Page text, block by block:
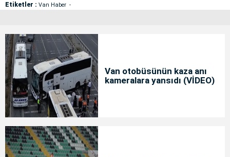
Etiketler : Van Haber
Van otobüsünün kaza anı
kameralara yansıdı (VİDEO)